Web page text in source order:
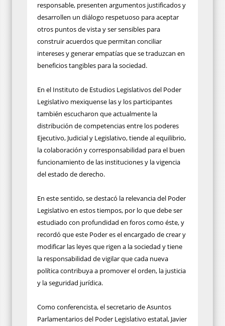
responsable, presenten argumentos justificados y
desarrollen un diálogo respetuoso para aceptar
otros puntos de vista y ser sensibles para
construir acuerdos que permitan conciliar
intereses y generar empatías que se traduzcan en
beneficios tangibles para la sociedad.
En el Instituto de Estudios Legislativos del Poder
Legislativo mexiquense las y los participantes
también escucharon que actualmente la
distribución de competencias entre los poderes
Ejecutivo, Judicial y Legislativo, tiende al equilibrio,
la colaboración y corresponsabilidad para el buen
funcionamiento de las instituciones y la vigencia
del estado de derecho.
En este sentido, se destacó la relevancia del Poder
Legislativo en estos tiempos, por lo que debe ser
estudiado con profundidad en foros como éste, y
recordó que este Poder es el encargado de crear y
modificar las leyes que rigen a la sociedad y tiene
la responsabilidad de vigilar que cada nueva
política contribuya a promover el orden, la justicia
y la seguridad jurídica.
Como conferencista, el secretario de Asuntos
Parlamentarios del Poder Legislativo estatal, Javier